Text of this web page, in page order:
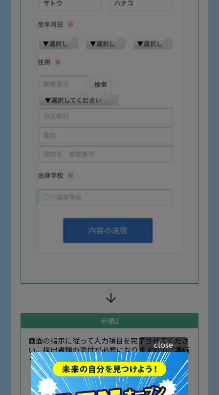
手順2
画面の指示に従って入力項目を完了させてくださ
い。提出書類の添付が必要になりますのでご準備
ください。
close